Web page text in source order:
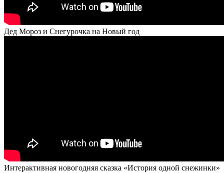
Дед Мороз и Снегурочка на Новый год
Интерактивная новогодняя сказка «История одной снежинки»